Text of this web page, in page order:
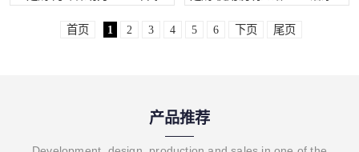
首页
1 2 3 4 5 6 下页 尾页
产品推荐